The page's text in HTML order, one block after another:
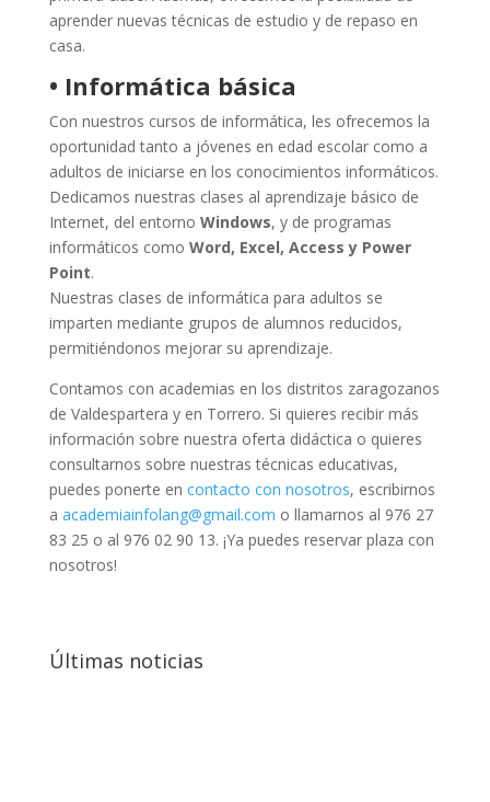
aprender nuevas técnicas de estudio y de repaso en
casa.
• Informática básica
Con nuestros cursos de informática, les ofrecemos la
oportunidad tanto a jóvenes en edad escolar como a
adultos de iniciarse en los conocimientos informáticos.
Dedicamos nuestras clases al aprendizaje básico de
Internet, del entorno Windows, y de programas
informáticos como Word, Excel, Access y Power
Point.
Nuestras clases de informática para adultos se
imparten mediante grupos de alumnos reducidos,
permitiéndonos mejorar su aprendizaje.
Contamos con academias en los distritos zaragozanos
de Valdespartera y en Torrero. Si quieres recibir más
información sobre nuestra oferta didáctica o quieres
consultarnos sobre nuestras técnicas educativas,
puedes ponerte en contacto con nosotros, escribirnos
a academiainfolang@gmail.com o llamarnos al 976 27
83 25 o al 976 02 90 13. ¡Ya puedes reservar plaza con
nosotros!
Últimas noticias